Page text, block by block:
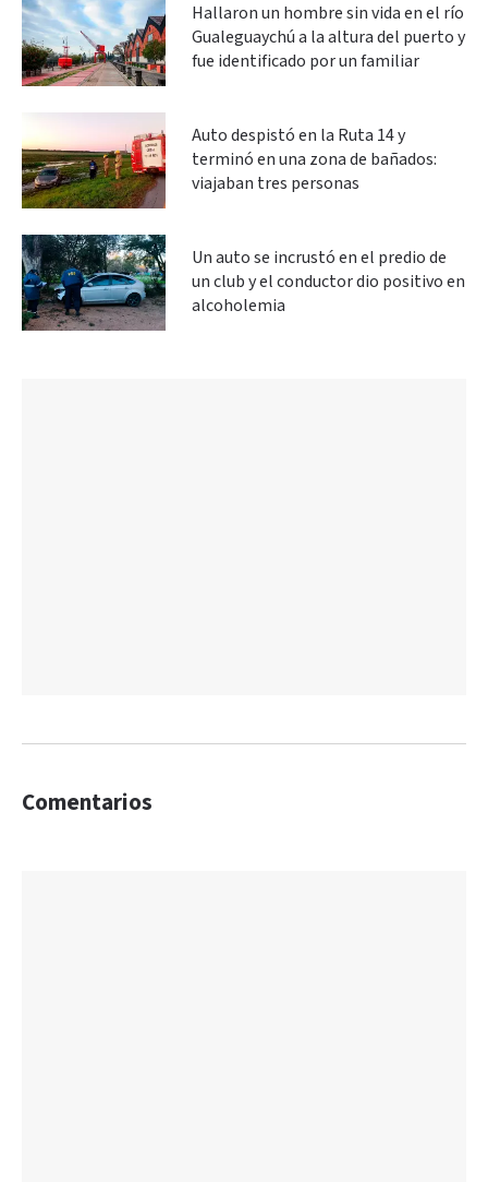
Hallaron un hombre sin vida en el río
Gualeguaychú a la altura del puerto y
fue identificado por un familiar
Auto despistó en la Ruta 14 y
terminó en una zona de bañados:
viajaban tres personas
Un auto se incrustó en el predio de
un club y el conductor dio positivo en
alcoholemia
Comentarios